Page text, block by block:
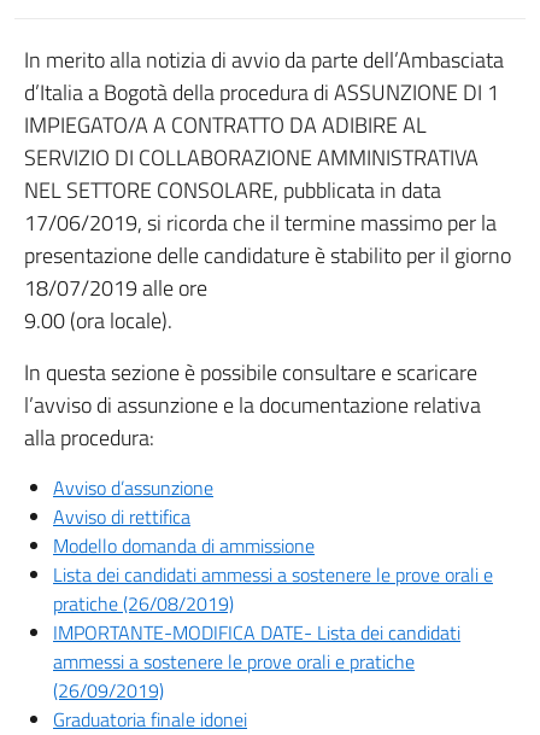
In merito alla notizia di avvio da parte dell’Ambasciata
d’Italia a Bogotà della procedura di ASSUNZIONE DI 1
IMPIEGATO/A A CONTRATTO DA ADIBIRE AL
SERVIZIO DI COLLABORAZIONE AMMINISTRATIVA
NEL SETTORE CONSOLARE, pubblicata in data
17/06/2019, si ricorda che il termine massimo per la
presentazione delle candidature è stabilito per il giorno
18/07/2019 alle ore
9.00 (ora locale).
In questa sezione è possibile consultare e scaricare
l’avviso di assunzione e la documentazione relativa
alla procedura:
Avviso d’assunzione
Avviso di rettifica
Modello domanda di ammissione
Lista dei candidati ammessi a sostenere le prove orali e
pratiche (26/08/2019)
IMPORTANTE-MODIFICA DATE- Lista dei candidati
ammessi a sostenere le prove orali e pratiche
(26/09/2019)
Graduatoria finale idonei